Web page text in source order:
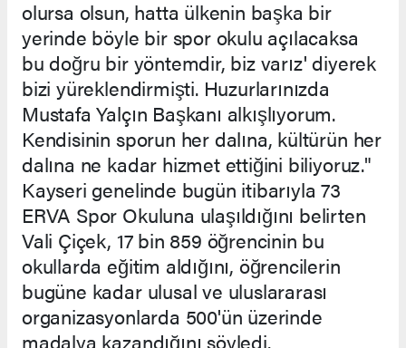
olursa olsun, hatta ülkenin başka bir
yerinde böyle bir spor okulu açılacaksa
bu doğru bir yöntemdir, biz varız' diyerek
bizi yüreklendirmişti. Huzurlarınızda
Mustafa Yalçın Başkanı alkışlıyorum.
Kendisinin sporun her dalına, kültürün her
dalına ne kadar hizmet ettiğini biliyoruz."
Kayseri genelinde bugün itibarıyla 73
ERVA Spor Okuluna ulaşıldığını belirten
Vali Çiçek, 17 bin 859 öğrencinin bu
okullarda eğitim aldığını, öğrencilerin
bugüne kadar ulusal ve uluslararası
organizasyonlarda 500'ün üzerinde
madalya kazandığını söyledi.